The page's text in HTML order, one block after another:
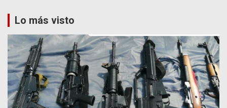
Lo más visto